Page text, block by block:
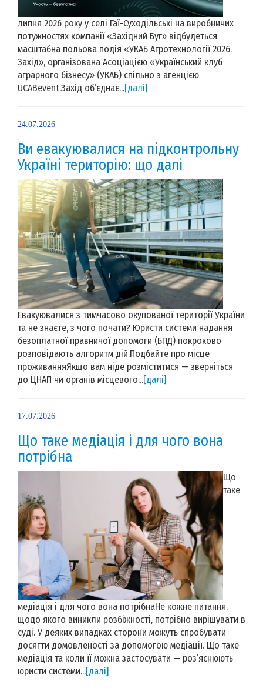
липня 2026 року у селі Гаї-Суходільські на виробничих
потужностях компанії «Західний Буг» відбудеться
масштабна польова подія «УКАБ Агротехнології 2026.
Захід», організована Асоціацією «Український клуб
аграрного бізнесу» (УКАБ) спільно з агенцією
UCABevent.Захід об’єднає...[далі]
24.07.2026
Ви евакуювалися на підконтрольну
Україні територію: що далі
Евакуювалися з тимчасово окупованої території України
та не знаєте, з чого почати? Юристи системи надання
безоплатної правничої допомоги (БПД) покроково
розповідають алгоритм дій.Подбайте про місце
проживанняЯкщо вам ніде розміститися — зверніться
до ЦНАП чи органів місцевого...[далі]
17.07.2026
Що таке медіація і для чого вона
потрібна
Що
таке
медіація і для чого вона потрібнаНе кожне питання,
щодо якого виникли розбіжності, потрібно вирішувати в
суді. У деяких випадках сторони можуть спробувати
досягти домовленості за допомогою медіації. Що таке
медіація та коли її можна застосувати — роз’яснюють
юристи системи...[далі]